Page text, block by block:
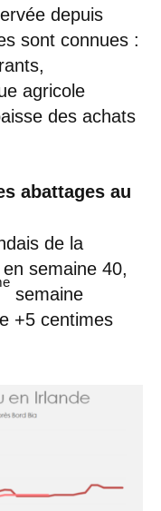
depuis
sont connues :
agricole
des achats
abattages au
de la
semaine 40,
semaine
+5 centimes